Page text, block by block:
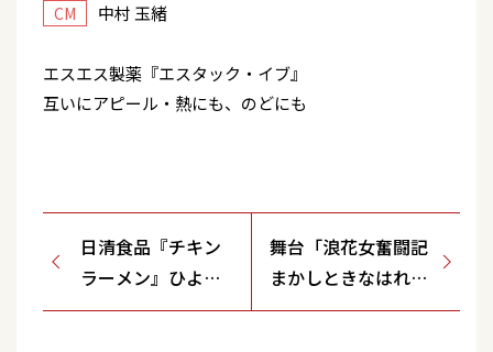
CM 中村 玉緒
エスエス製薬『エスタック・イブ』
互いにアピール・熱にも、のどにも
日清食品『チキン
ラーメン』ひよこ
ちゃんポットプレ
舞台「浪花女奮闘記
まかしときなはれ」
（新橋演舞場）